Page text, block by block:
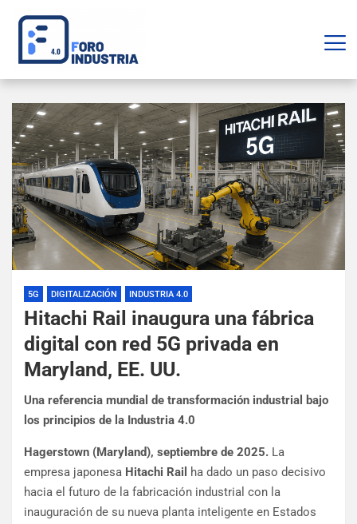
5G DIGITALIZACIÓN INDUSTRIA 4.0
Hitachi Rail inaugura una fábrica
digital con red 5G privada en
Maryland, EE. UU.
Una referencia mundial de transformación industrial bajo
los principios de la Industria 4.0
Hagerstown (Maryland), septiembre de 2025. La
empresa japonesa Hitachi Rail
ha dado un paso decisivo
hacia el futuro de la fabricación industrial con la
inauguración de su nueva planta inteligente en Estados